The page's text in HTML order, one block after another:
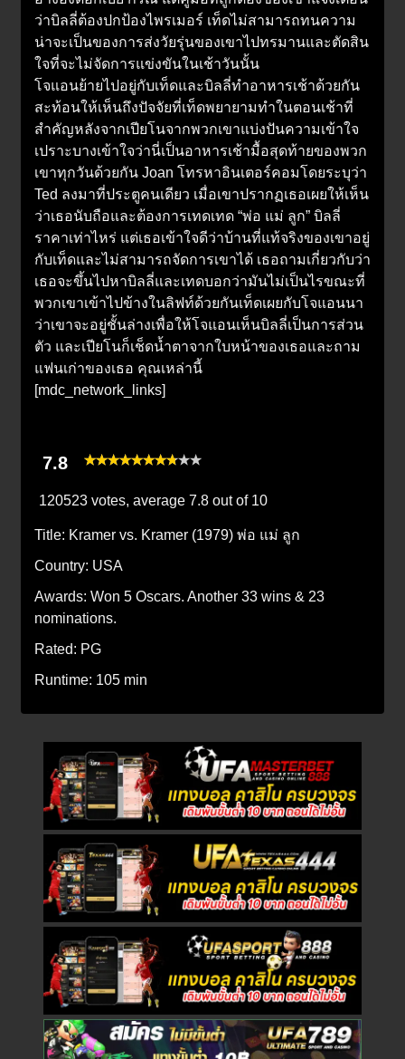
ว่าบิลลี่ต้องปกป้องไพรเมอร์ เท็ดไม่สามารถทนความ
น่าจะเป็นของการส่งวัยรุ่นของเขาไปทรมานและตัดสิน
ใจที่จะไม่จัดการแข่งขันในเช้าวันนั้น
โจแอนย้ายไปอยู่กับเท็ดและบิลลี่ทำอาหารเช้าด้วยกัน
สะท้อนให้เห็นถึงปัจจัยที่เท็ดพยายามทำในตอนเช้าที่
สำคัญหลังจากเปียโนจากพวกเขาแบ่งปันความเข้าใจ
เปราะบางเข้าใจว่านี่เป็นอาหารเช้ามื้อสุดท้ายของพวก
เขาทุกวันด้วยกัน Joan โทรหาอินเตอร์คอมโดยระบุว่า
Ted ลงมาที่ประตูคนเดียว เมื่อเขาปรากฏเธอเผยให้เห็น
ว่าเธอนับถือและต้องการเทดเทด “พ่อ แม่ ลูก” บิลลี่
ราคาเท่าไหร่ แต่เธอเข้าใจดีว่าบ้านที่แท้จริงของเขาอยู่
กับเท็ดและไม่สามารถจัดการเขาได้ เธอถามเกี่ยวกับว่า
เธอจะขึ้นไปหาบิลลี่และเทดบอกว่ามันไม่เป็นไรขณะที่
พวกเขาเข้าไปข้างในลิฟท์ด้วยกันเท็ดเผยกับโจแอนนา
ว่าเขาจะอยู่ชั้นล่างเพื่อให้โจแอนเห็นบิลลี่เป็นการส่วน
ตัว และเปียโนก็เช็ดน้ำตาจากใบหน้าของเธอและถาม
แฟนเก่าของเธอ คุณเหล่านี้
[mdc_network_links]
7.8
120523 votes, average 7.8 out of 10
Title: Kramer vs. Kramer (1979) พ่อ แม่ ลูก
Country: USA
Awards: Won 5 Oscars. Another 33 wins & 23
nominations.
Rated: PG
Runtime: 105 min